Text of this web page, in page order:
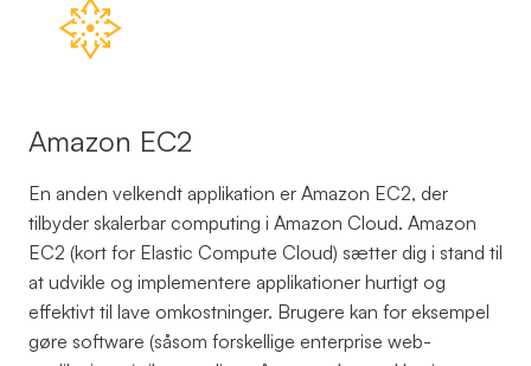
Amazon EC2
En anden velkendt applikation er Amazon EC2, der
tilbyder skalerbar computing i Amazon Cloud. Amazon
EC2 (kort for Elastic Compute Cloud) sætter dig i stand til
at udvikle og implementere applikationer hurtigt og
effektivt til lave omkostninger. Brugere kan for eksempel
gøre software (såsom forskellige enterprise web-